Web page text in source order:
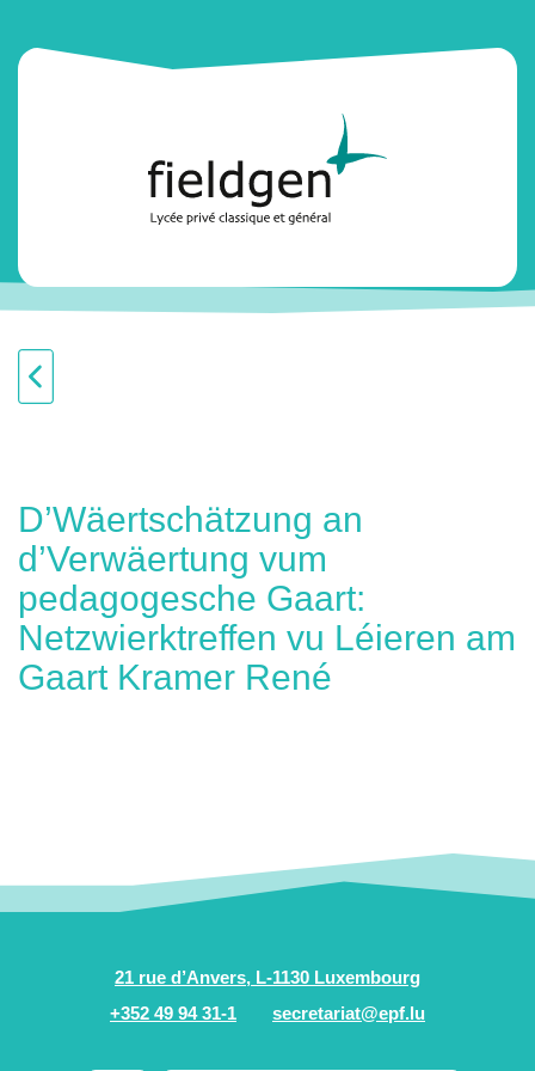
D’Wäertschätzung an
d’Verwäertung vum
pedagogesche Gaart:
Netzwierktreffen vu Léieren am
Gaart Kramer René
21 rue d’Anvers, L-1130 Luxembourg
+352 49 94 31-1
secretariat@epf.lu